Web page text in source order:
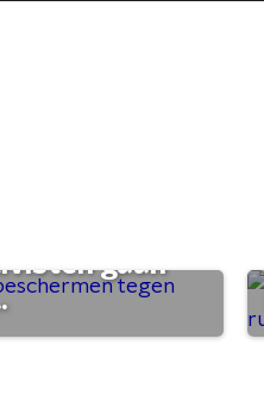
gaan